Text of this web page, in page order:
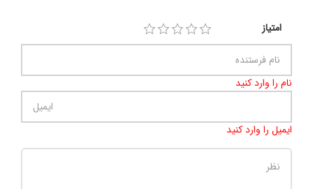
امتیاز
نام را وارد کنید
ایمیل را وارد کنید